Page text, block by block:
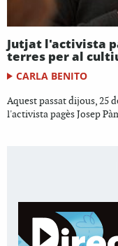
Jutjat l'activista
terres per al
CARLA BENITO
Aquest passat dijous, 25
l'activista pagès Josep